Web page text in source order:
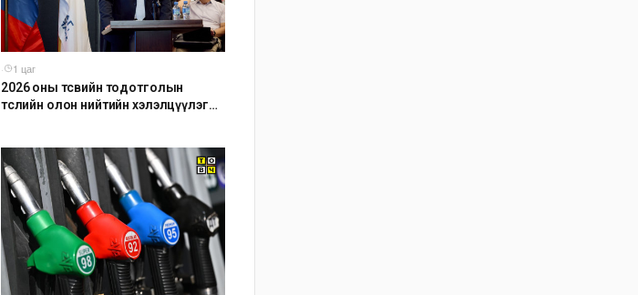
·
1 цаг
2026 оны төсвийн тодотголын
төслийн олон нийтийн хэлэлцүүлэг